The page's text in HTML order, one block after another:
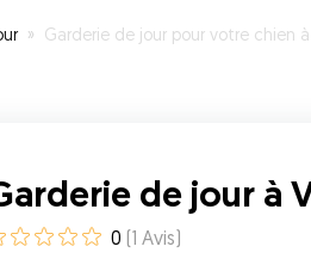
» Garderie de jour pour votre chien à Valence
de jour à
0 (1 Avis)